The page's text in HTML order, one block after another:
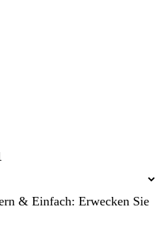
& Einfach: Erwecken Sie